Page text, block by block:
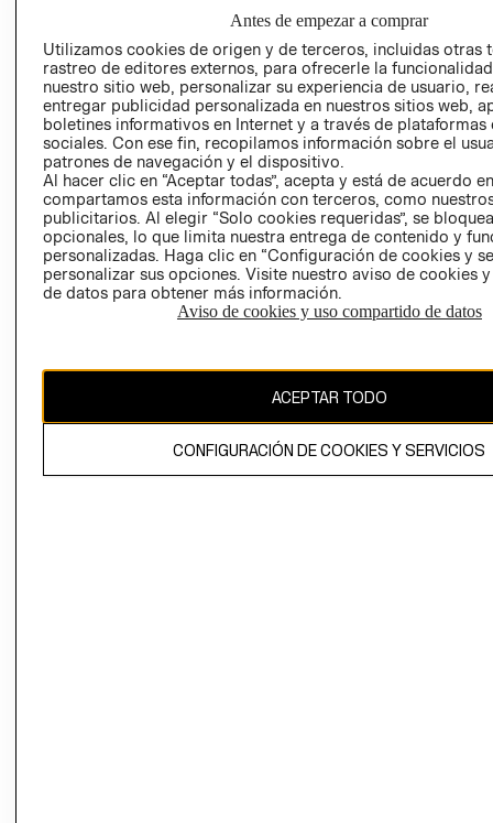
POLÍTICA
EMPRESARIAL
TÉRMINOS Y
CONDICIONES
AVISO DE
PRIVACIDAD
GIFT CARD
COOKIES
CAMBIAR REGIÓN
El contenido de esta página web está protegido por copyright y es
Antes de empezar a comprar
Utilizamos cookies de origen y de terceros, incluidas otras
rastreo de editores externos, para ofrecerle la
nuestro sitio web, personalizar su experiencia de usuario,
entregar publicidad personalizada en nuestros sitios web,
boletines informativos en Internet y a través de plataformas
sociales. Con ese fin, recopilamos información sobre el
patrones de navegación y el dispositivo.
Al hacer clic en “Aceptar todas”, acepta y está de acuerdo
compartamos esta información con terceros, como
publicitarios. Al elegir “Solo cookies requeridas”, se
opcionales, lo que limita nuestra entrega de contenido y
personalizadas. Haga clic en “Configuración de cookies y
personalizar sus opciones. Visite nuestro aviso de cookies
de datos para obtener más información.
Aviso de cookies y uso compartido de datos
ACEPTAR TODO
CONFIGURACIÓN DE COOKIES Y SERVICIOS